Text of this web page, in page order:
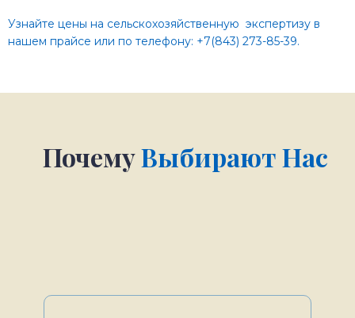
Узнайте цены на сельскохозяйственную экспертизу в
нашем прайсе или по телефону: +7(843) 273-85-39.
ПочемуВыбирают Нас